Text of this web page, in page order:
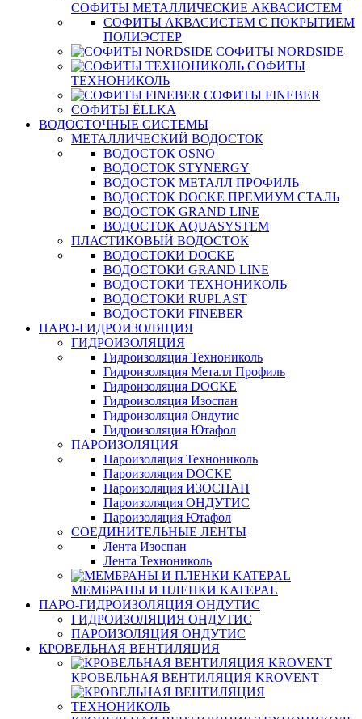
СОФИТЫ МЕТАЛЛИЧЕСКИЕ АКВАСИСТЕМ
СОФИТЫ АКВАСИСТЕМ С ПОКРЫТИЕМ
ПОЛИЭСТЕР
СОФИТЫ NORDSIDE
СОФИТЫ
ТЕХНОНИКОЛЬ
СОФИТЫ FINEBER
СОФИТЫ ЁLLKA
ВОДОСТОЧНЫЕ СИСТЕМЫ
МЕТАЛЛИЧЕСКИЙ ВОДОСТОК
ВОДОСТОК OSNO
ВОДОСТОК STYNERGY
ВОДОСТОК МЕТАЛЛ ПРОФИЛЬ
ВОДОСТОК DOCKE ПРЕМИУМ СТАЛЬ
ВОДОСТОК GRAND LINE
ВОДОСТОК AQUASYSTEM
ПЛАСТИКОВЫЙ ВОДОСТОК
ВОДОСТОКИ DOCKE
ВОДОСТОКИ GRAND LINE
ВОДОСТОКИ ТЕХНОНИКОЛЬ
ВОДОСТОКИ RUPLAST
ВОДОСТОКИ FINEBER
ПАРО-ГИДРОИЗОЛЯЦИЯ
ГИДРОИЗОЛЯЦИЯ
Гидроизоляция Технониколь
Гидроизоляция Металл Профиль
Гидроизоляция DOCKE
Гидроизоляция Изоспан
Гидроизоляция Ондутис
Гидроизоляция Ютафол
ПАРОИЗОЛЯЦИЯ
Пароизоляция Технониколь
Пароизоляция DOCKE
Пароизоляция ИЗОСПАН
Пароизоляция ОНДУТИС
Пароизоляция Ютафол
СОЕДИНИТЕЛЬНЫЕ ЛЕНТЫ
Лента Изоспан
Лента Технониколь
МЕМБРАНЫ И ПЛЕНКИ KATEPAL
ПАРО-ГИДРОИЗОЛЯЦИЯ ОНДУТИС
ГИДРОИЗОЛЯЦИЯ ОНДУТИС
ПАРОИЗОЛЯЦИЯ ОНДУТИС
КРОВЕЛЬНАЯ ВЕНТИЛЯЦИЯ
КРОВЕЛЬНАЯ ВЕНТИЛЯЦИЯ KROVENT